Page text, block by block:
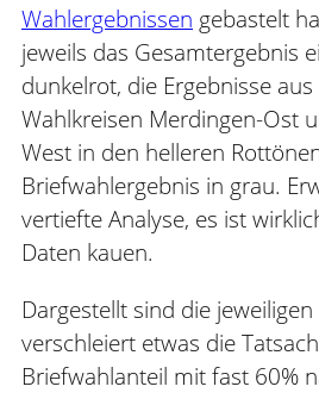
Wahlergebnissen gebastelt
jeweils das Gesamtergebnis
dunkelrot, die Ergebnisse
Wahlkreisen Merdingen-Ost
West in den helleren
Briefwahlergebnis in grau.
vertiefte Analyse, es ist
Daten kauen.
Dargestellt sind die
verschleiert etwas die
Briefwahlanteil mit fast 60%